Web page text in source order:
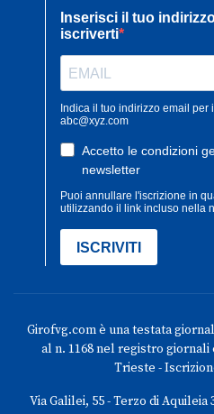
Girofvg.com è una testata
al n. 1168 nel registro
Trieste -
Via Galilei, 55 - Terzo di Aquileia